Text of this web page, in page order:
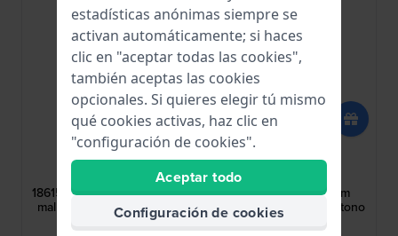
Lotus
18615/1 12 mm Brazalete de
malla de acero inoxidable
ES4433 Carlie 12 mm
Brazalete de malla en tono
dorado rosa
estadísticas anónimas siempre se
activan automáticamente; si haces
clic en "aceptar todas las cookies",
también aceptas las cookies
opcionales. Si quieres elegir tú mismo
qué cookies activas, haz clic en
"configuración de cookies".
Aceptar todo
Configuración de cookies